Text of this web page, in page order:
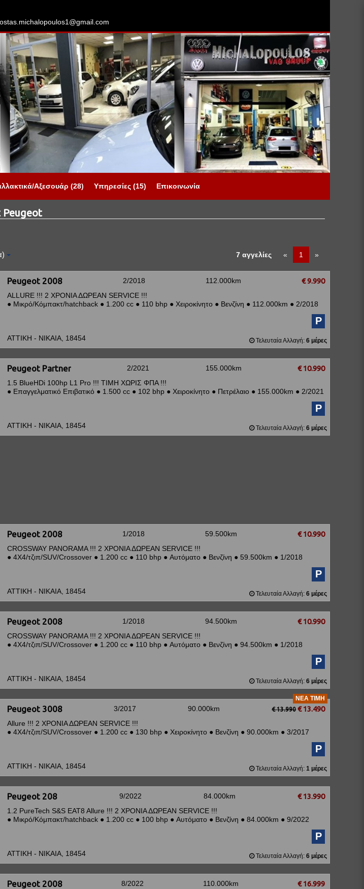
Αξεσουάρ (28) Υπηρεσίες (15) Επικοινωνία
Peugeot
7 αγγελίες « 1 »
Peugeot 2008 2/2018 112.000km € 9.990
ALLURE !!! 2 ΧΡΟΝΙΑ ΔΩΡΕΑΝ SERVICE !!!
●Μικρό/Κόμπακτ/hatchback ●1.200 cc ●110 bhp ●Χειροκίνητο ●Βενζίνη ●112.000km ●2/2018
P
ΑΤΤΙΚΗ - ΝΙΚΑΙΑ, 18454 Τελευταία Αλλαγή: 6 μέρες
Peugeot Partner 2/2021 155.000km € 10.990
1.5 BlueHDi 100hp L1 Pro !!! ΤΙΜΗ ΧΩΡΙΣ ΦΠΑ !!!
●Επαγγελματικό Επιβατικό ●1.500 cc ●102 bhp ●Χειροκίνητο ●Πετρέλαιο ●155.000km ●2/2021
P
ΑΤΤΙΚΗ - ΝΙΚΑΙΑ, 18454 Τελευταία Αλλαγή: 6 μέρες
Peugeot 2008 1/2018 59.500km € 10.990
CROSSWAY PANORAMA !!! 2 ΧΡΟΝΙΑ ΔΩΡΕΑΝ SERVICE !!!
●4Χ4/τζιπ/SUV/Crossover ●1.200 cc ●110 bhp ●Αυτόματο ●Βενζίνη ●59.500km ●1/2018
P
ΑΤΤΙΚΗ - ΝΙΚΑΙΑ, 18454 Τελευταία Αλλαγή: 6 μέρες
Peugeot 2008 1/2018 94.500km € 10.990
CROSSWAY PANORAMA !!! 2 ΧΡΟΝΙΑ ΔΩΡΕΑΝ SERVICE !!!
●4Χ4/τζιπ/SUV/Crossover ●1.200 cc ●110 bhp ●Αυτόματο ●Βενζίνη ●94.500km ●1/2018
P
ΑΤΤΙΚΗ - ΝΙΚΑΙΑ, 18454 Τελευταία Αλλαγή: 6 μέρες
ΝΈΑ ΤΙΜΉ
Peugeot 3008 3/2017 90.000km € 13.990€ 13.490
Allure !!! 2 ΧΡΟΝΙΑ ΔΩΡΕΑΝ SERVICE !!!
●4Χ4/τζιπ/SUV/Crossover ●1.200 cc ●130 bhp ●Χειροκίνητο ●Βενζίνη ●90.000km ●3/2017
P
ΑΤΤΙΚΗ - ΝΙΚΑΙΑ, 18454 Τελευταία Αλλαγή: 1 μέρες
Peugeot 208 9/2022 84.000km € 13.990
1.2 PureTech S&S EAT8 Allure !!! 2 ΧΡΟΝΙΑ ΔΩΡΕΑΝ SERVICE !!!
●Μικρό/Κόμπακτ/hatchback ●1.200 cc ●100 bhp ●Αυτόματο ●Βενζίνη ●84.000km ●9/2022
P
ΑΤΤΙΚΗ - ΝΙΚΑΙΑ, 18454 Τελευταία Αλλαγή: 6 μέρες
Peugeot 2008 8/2022 110.000km € 16.999